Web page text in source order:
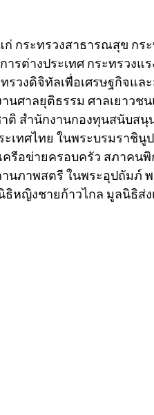
กระทรวงสาธารณสุข กร
รต่างประเทศ กระทรวงแร
วงดิจิทัลเพื่อเศรษฐกิจแล
นศาลยุติธรรม ศาลเยาวช
ติ สำนักงานกองทุนสนับสนุ
เทศไทย ในพระบรมราชินู
รือข่ายครอบครัว สภาคนพิ
นภาพสตรี ในพระอุปถัมภ์ พ
หญิงชายก้าวไกล มูลนิธิส่ง